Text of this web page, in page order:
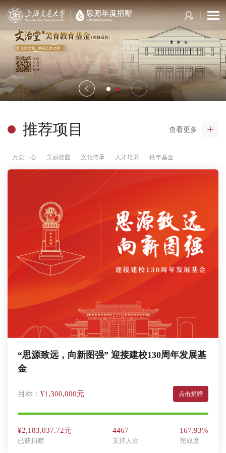
推荐项目 查看更多
万众一心 美丽校园 文化传承 人才培养 秩年基金
“思源致远，向新图强” 迎接建校130周年发展基
金
目标： ¥1,300,000元 点击捐赠
¥2,183,037.72元
已获捐赠
4467
支持人次
167.93%
完成度